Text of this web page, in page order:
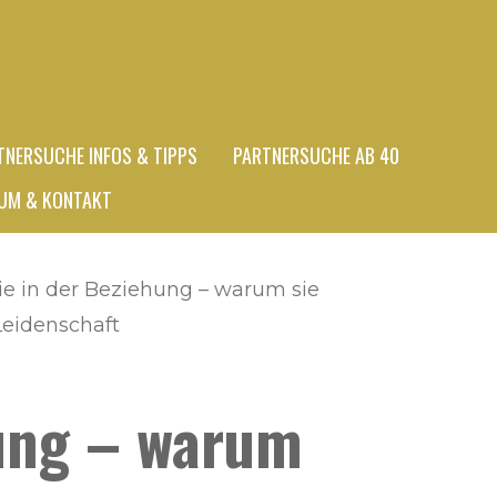
INFOS & TIPPS
PARTNERSUCHE AB 40
& KONTAKT
in der Beziehung – warum sie
– warum